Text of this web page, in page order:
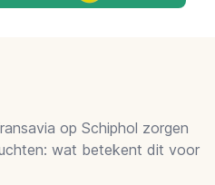
op Schiphol zorgen
wat betekent dit voor